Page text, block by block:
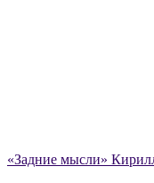
«Задние мысли»